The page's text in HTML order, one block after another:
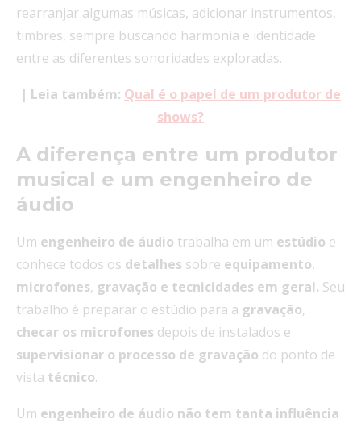
rearranjar algumas músicas, adicionar instrumentos,
timbres, sempre buscando harmonia e identidade
entre as diferentes sonoridades exploradas.
| Leia também: Qual é o papel de um produtor de
shows?
A diferença entre um produtor
musical e um engenheiro de
áudio
Um engenheiro de áudio trabalha em um estúdio e
conhece todos os detalhes sobre equipamento,
microfones, gravação e tecnicidades em geral. Seu
trabalho é preparar o estúdio para a gravação,
checar os microfones depois de instalados e
supervisionar o processo de gravação do ponto de
vista técnico.
Um engenheiro de áudio não tem tanta influência